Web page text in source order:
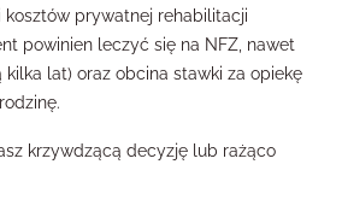
prywatnej rehabilitacji
powinien leczyć się na NFZ, nawet
kilka lat) oraz obcina stawki za opiekę
krzywdzącą decyzję lub rażąco